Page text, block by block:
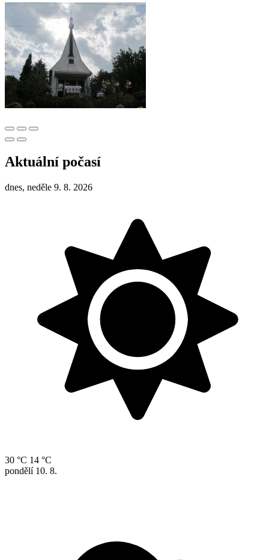
Aktuální počasí
dnes, neděle 9. 8. 2026
30 °C 14 °C
pondělí 10. 8.